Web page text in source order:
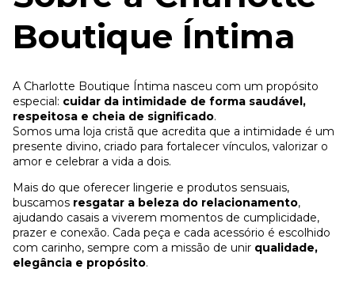
Boutique Íntima
A Charlotte Boutique Íntima nasceu com um propósito
especial: cuidar da intimidade de forma saudável,
respeitosa e cheia de significado.
Somos uma loja cristã que acredita que a intimidade é um
presente divino, criado para fortalecer vínculos, valorizar o
amor e celebrar a vida a dois.
Mais do que oferecer lingerie e produtos sensuais,
buscamos resgatar a beleza do relacionamento,
ajudando casais a viverem momentos de cumplicidade,
prazer e conexão. Cada peça e cada acessório é escolhido
com carinho, sempre com a missão de unir qualidade,
elegância e propósito.